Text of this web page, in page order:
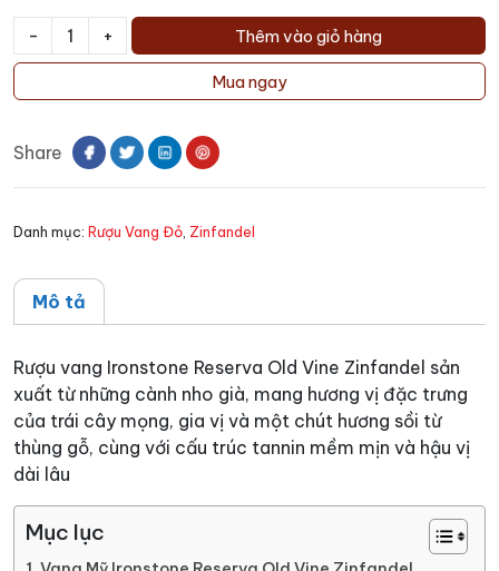
-
Rượu
Ironstone
Old
số
+ Thêm vào giỏ hàng
Mua ngay
Share
Danh mục: Rượu Vang Đỏ, Zinfandel
Mô tả
Rượu vang Ironstone Reserva Old Vine Zinfandel sản
xuất từ những cành nho già, mang hương vị đặc trưng
của trái cây mọng, gia vị và một chút hương sồi từ
thùng gỗ, cùng với cấu trúc tannin mềm mịn và hậu vị
dài lâu
Mục lục